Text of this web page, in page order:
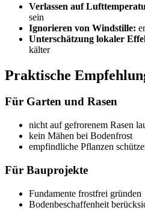
Verlassen auf
sein
Ignorieren von Windstille:
Unterschätzung lokaler
kälter
Praktische
Für Garten und Rasen
nicht auf gefrorenem Rasen
kein Mähen bei Bodenfrost
empfindliche Pflanzen
Für Bauprojekte
Fundamente frostfrei gründen
Bodenbeschaffenheit